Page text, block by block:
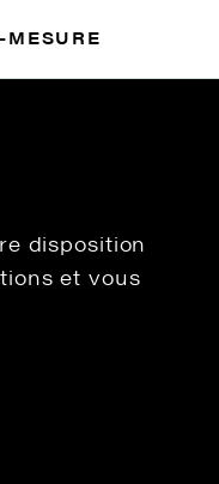
disposition
et vous